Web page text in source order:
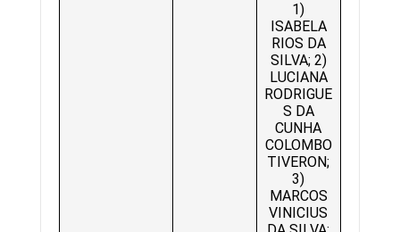
1)
ISABELA
RIOS DA
SILVA; 2)
LUCIANA
RODRIGUE
S DA
CUNHA
COLOMBO
TIVERON;
3)
MARCOS
VINICIUS